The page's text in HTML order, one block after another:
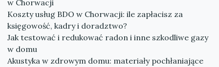
w Chorwacji
Koszty usług BDO w Chorwacji: ile zapłacisz za
księgowość, kadry i doradztwo?
Jak testować i redukować radon i inne szkodliwe gazy
w domu
Akustyka w zdrowym domu: materiały pochłaniające